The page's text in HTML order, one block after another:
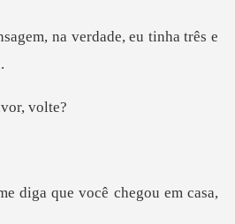
, na verdade, eu tinha trê
diga que você chegou em